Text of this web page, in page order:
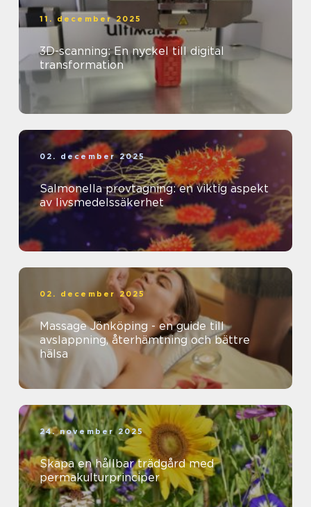
11. december 2025
3D-scanning: En nyckel till digital
transformation
02. december 2025
Salmonella provtagning: en viktig aspekt
av livsmedelssäkerhet
02. december 2025
Massage Jönköping - en guide till
avslappning, återhämtning och bättre
hälsa
24. november 2025
Skapa en hållbar trädgård med
permakulturprinciper